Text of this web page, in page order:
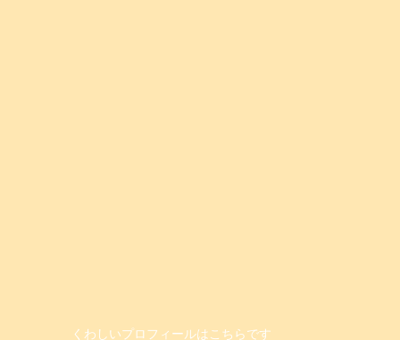
くわしいプロフィールはこちらです